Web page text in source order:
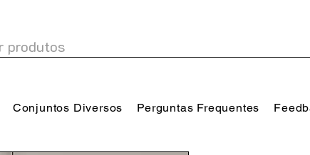
Conjuntos Diversos Perguntas Frequentes